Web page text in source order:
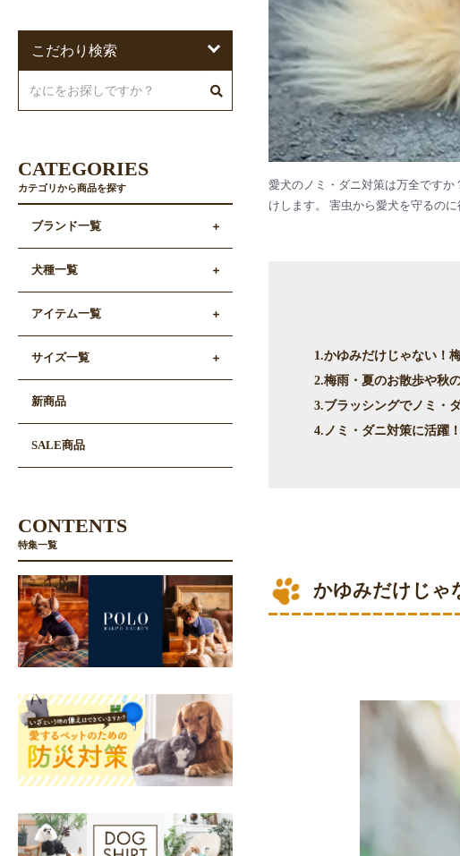
愛犬のノミ・ダニ対策は万全です
けします。 害虫から愛犬を守るの
1.かゆみだけじゃない！
2.梅雨・夏のお散歩や秋
3.ブラッシングでノミ・
4.ノミ・ダニ対策に活躍
かゆみだけじゃ
こだわり検索
CATEGORIES
カテゴリから商品を探す
ブランド一覧
犬種一覧
アイテム一覧
サイズ一覧
新商品
SALE商品
CONTENTS
特集一覧